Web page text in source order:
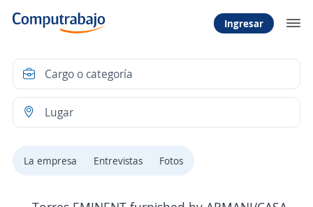
Ingresar
La empresa Entrevistas Fotos